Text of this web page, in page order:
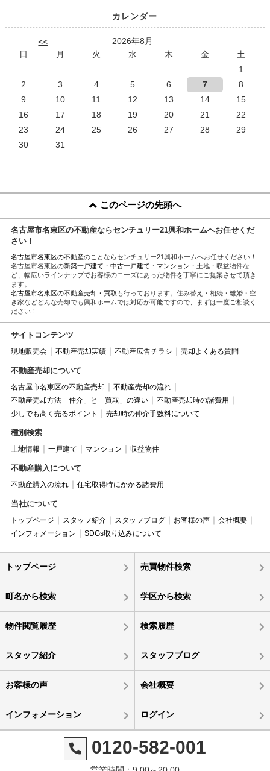
カレンダー
<<
2026年8月
日
月 火 水 木 金
土
1
2
3 4 5 6 7
8
9
10 11 12 13 14
15
16
17 18 19 20 21
22
23
24 25 26 27 28
29
30
31
このページの先頭へ
名古屋市名東区の不動産ならセンチュリー21興和ホームへお任せくだ
さい！
名古屋市名東区の不動産のことならセンチュリー21興和ホームへお任せください！
名古屋市名東区の新築一戸建て ・ 中古一戸建て ・ マンション ・ 土地・収益物件な
ど、幅広いラインナップでお客様のニーズにあった物件を丁寧にご提案させて頂き
ます。
名古屋市名東区の不動産売却・買取 も行っております。住み替え・相続・離婚・空
き家などどんな売却でも興和ホームでは対応が可能ですので、まずは一度ご相談く
ださい！
サイトコンテンツ
現地販売会 不動産売却実績 不動産広告チラシ 売却よくある質問
不動産売却について
名古屋市名東区の不動産売却
不動産売却の流れ
不動産売却方法「仲介」と「買取」の違い
不動産売却時の諸費用
少しでも高く売るポイント
売却時の仲介手数料について
種別検索
土地情報 一戸建て マンション 収益物件
不動産購入について
不動産購入の流れ 住宅取得時にかかる諸費用
当社について
トップページ スタッフ紹介 スタッフブログ お客様の声
会社概要
インフォメーション
SDGs取り込みについて
トップページ 売買物件検索
町名から検索 学区から検索
物件閲覧履歴 検索履歴
スタッフ紹介 スタッフブログ
お客様の声 会社概要
インフォメーション ログイン
0120-582-001